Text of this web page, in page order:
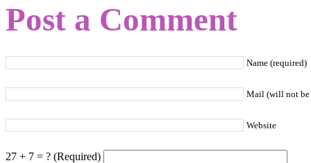
Post a Comment
Name (required)
Mail (will not be
Website
27 + 7 = ? (Required)